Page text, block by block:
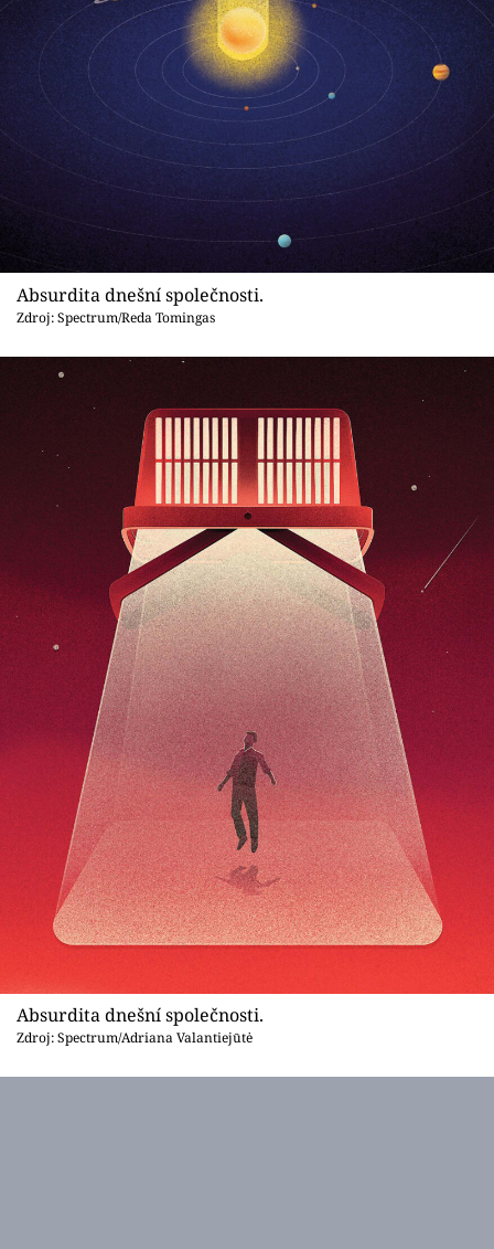
Videa
Sledujte prima+
Přihlášení
Sledujte nás
Absurdita dnešní společnosti.
Zdroj: Spectrum/Reda Tomingas
Absurdita dnešní společnosti.
Zdroj: Spectrum/Adriana Valantiejūtė